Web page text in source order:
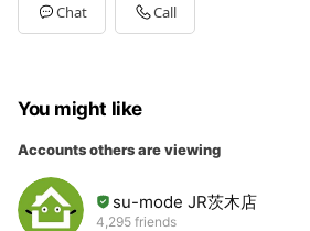
Chat Call
You might like
Accounts others are viewing
su-mode JR茨木店
4,295 friends